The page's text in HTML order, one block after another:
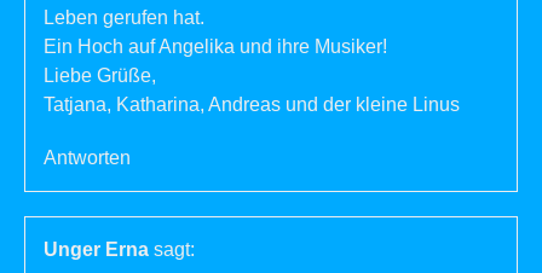
Leben gerufen hat.
Ein Hoch auf Angelika und ihre Musiker!
Liebe Grüße,
Tatjana, Katharina, Andreas und der kleine Linus
Antworten
Unger Erna sagt: